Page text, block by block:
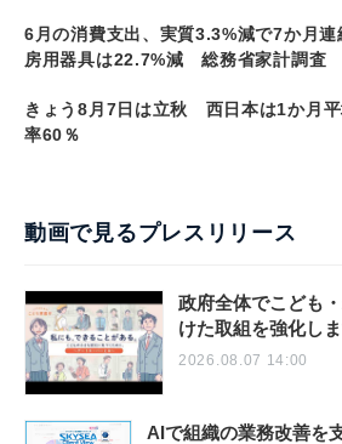
6月の消費支出、実質3.3%減で7か月
房用器具は22.7%減 総務省家計調査
きょう8月7日は立秋 西日本は1か月
率60％
動画で見るプレスリリース
政府全体でこども
けた取組を強化し
2026.08.07 14:00
AIで組織の業務改善を